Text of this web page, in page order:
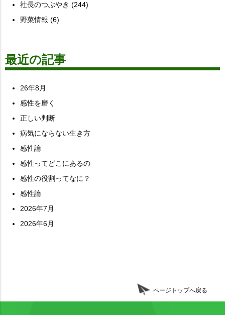
社長のつぶやき (244)
野菜情報 (6)
最近の記事
26年8月
感性を磨く
正しい判断
病気にならない生き方
感性論
感性ってどこにあるの
感性の役割ってなに？
感性論
2026年7月
2026年6月
ページトップへ戻る